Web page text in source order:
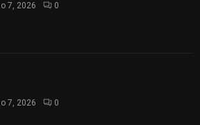
7, 2026 0
7, 2026 0